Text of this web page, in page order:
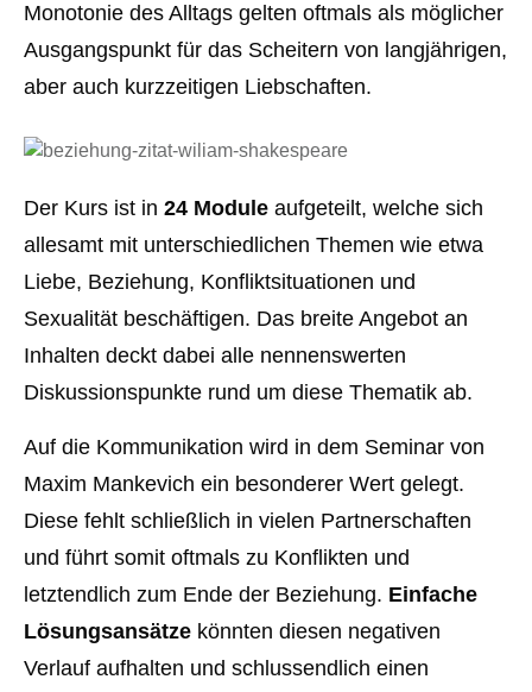
Monotonie des Alltags gelten oftmals als möglicher
Ausgangspunkt für das Scheitern von langjährigen,
aber auch kurzzeitigen Liebschaften.
Der Kurs ist in 24 Module aufgeteilt, welche sich
allesamt mit unterschiedlichen Themen wie etwa
Liebe, Beziehung, Konfliktsituationen und
Sexualität beschäftigen. Das breite Angebot an
Inhalten deckt dabei alle nennenswerten
Diskussionspunkte rund um diese Thematik ab.
Auf die Kommunikation wird in dem Seminar von
Maxim Mankevich ein besonderer Wert gelegt.
Diese fehlt schließlich in vielen Partnerschaften
und führt somit oftmals zu Konflikten und
letztendlich zum Ende der Beziehung. Einfache
Lösungsansätze könnten diesen negativen
Verlauf aufhalten und schlussendlich einen